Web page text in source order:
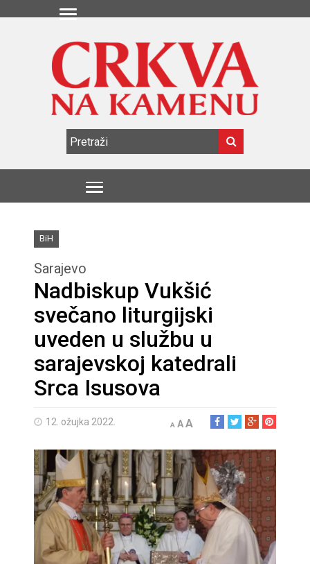
BiH
Sarajevo
Nadbiskup Vukšić
svečano liturgijski
uveden u službu u
sarajevskoj katedrali
Srca Isusova
12. ožujka 2022. A AA